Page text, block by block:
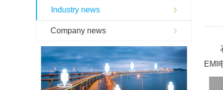
Industry news
Company news
EMI